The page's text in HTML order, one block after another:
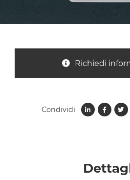
Richiedi
Condividi